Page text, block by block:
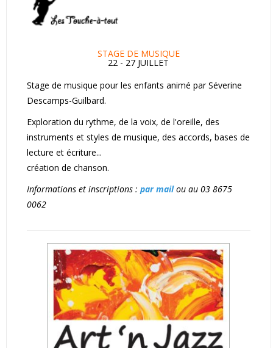
STAGE DE MUSIQUE
22 - 27 JUILLET
Stage de musique pour les enfants animé par Séverine
Descamps-Guilbard.
Exploration du rythme, de la voix, de l'oreille, des
instruments et styles de musique, des accords, bases de
lecture et écriture...
création de chanson.
Informations et inscriptions : par mailou au 03 8675
0062